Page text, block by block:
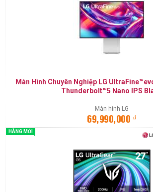
Màn Hình Chuyên Nghiệp LG
Thunderbolt™5 Nano IPS
Màn hình LG
69,990,000đ
HÀNG MỚI